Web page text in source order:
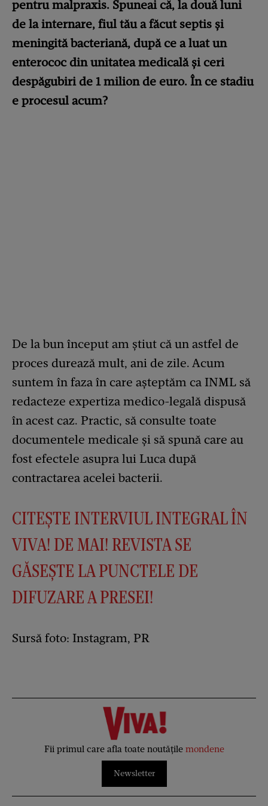
pentru malpraxis. Spuneai că, la două luni
de la internare, fiul tău a făcut septis și
meningită bacteriană, după ce a luat un
enterococ din unitatea medicală și ceri
despăgubiri de 1 milion de euro. În ce stadiu
e procesul acum?
De la bun început am știut că un astfel de
proces durează mult, ani de zile. Acum
suntem în faza în care așteptăm ca INML să
redacteze expertiza medico-legală dispusă
în acest caz. Practic, să consulte toate
documentele medicale și să spună care au
fost efectele asupra lui Luca după
contractarea acelei bacterii.
CITEȘTE INTERVIUL INTEGRAL ÎN
VIVA! DE MAI! REVISTA SE
GĂSEȘTE LA PUNCTELE DE
DIFUZARE A PRESEI!
Sursă foto: Instagram, PR
Fii primul care afla toate noutățile mondene
Newsletter